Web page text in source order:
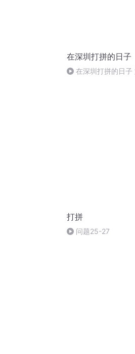
在深圳打拼的日子
在深圳打拼的日
打拼
问题25-27